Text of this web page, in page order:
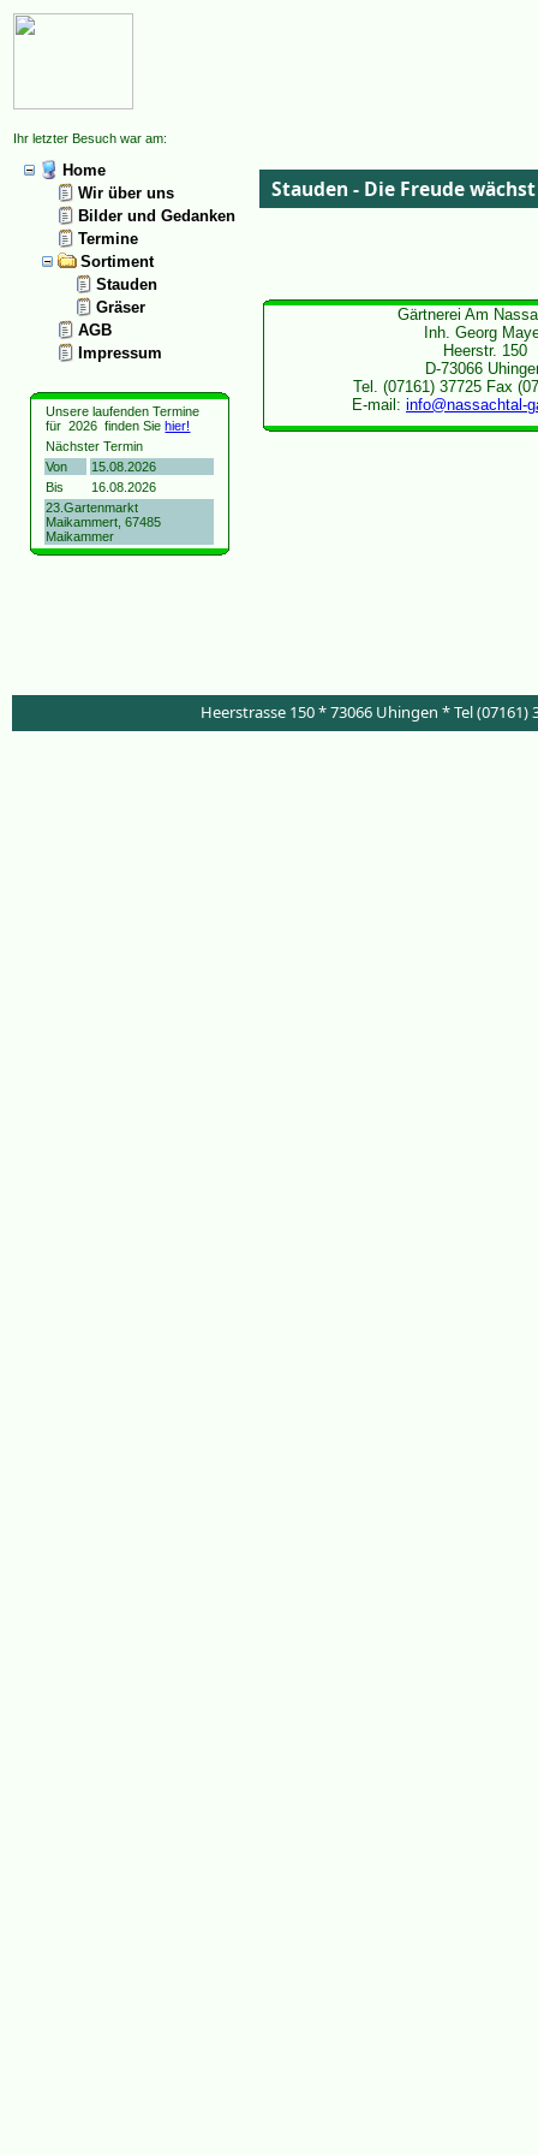
Ihr letzter Besuch war am:
Home
Wir über uns
Bilder und Gedanken
Termine
Sortiment
Stauden
Gräser
AGB
Impressum
Unsere laufenden Termine
für2026 finden Siehier!
Nächster Termin
Von
15.08.2026
Bis
16.08.2026
23.Gartenmarkt
Maikammert, 67485
Maikammer
Stauden - Die Freude wächst
Gärtnerei Am
Inh. Georg
Heerstr. 150
D-73066
Tel. (07161) 37725 Fax
E-mail: info@nassachtal-
Heerstrasse 150 * 73066 Uhingen * Tel